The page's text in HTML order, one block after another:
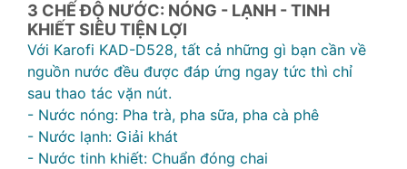
3 CHẾ ĐỘ NƯỚC: NÓNG - LẠNH - TINH
KHIẾT SIÊU TIỆN LỢI
Với Karofi KAD-D528, tất cả những gì bạn cần về
nguồn nước đều được đáp ứng ngay tức thì chỉ
sau thao tác vặn nút.
- Nước nóng: Pha trà, pha sữa, pha cà phê
- Nước lạnh: Giải khát
- Nước tinh khiết: Chuẩn đóng chai